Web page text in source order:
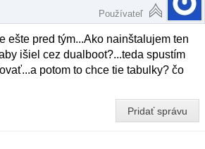
Používateľ
ešte pred tým...Ako nainštalujem ten
išiel cez dualboot?...teda spustím
potom to chce tie tabulky? čo
Pridať správu